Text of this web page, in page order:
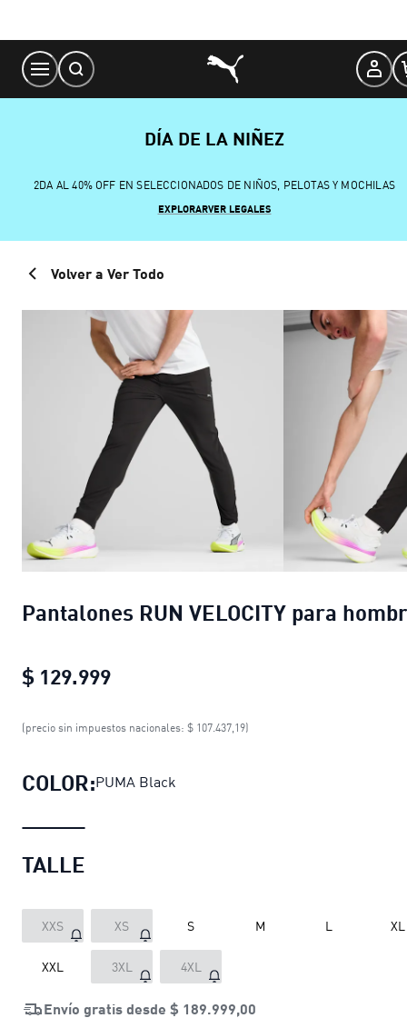
Content
DÍA DE LA NIÑEZ
2DA AL 40% OFF EN SELECCIONADOS DE NIÑOS, PELOTAS Y MOCHILAS
EXPLORARVER LEGALES
Volver a Ver Todo
Pantalones RUN VELOCITY para
$ 129.999
Pantalones RUN VELOCITY para
(precio sin impuestos nacionales: $ 107.437,19)
COLOR:PUMA Black
TALLE
XXS XS S M L XL
XXL 3XL 4XL
Envío gratis desde $ 189.999,00